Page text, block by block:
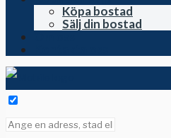
Köpa bostad
Sälj din bostad